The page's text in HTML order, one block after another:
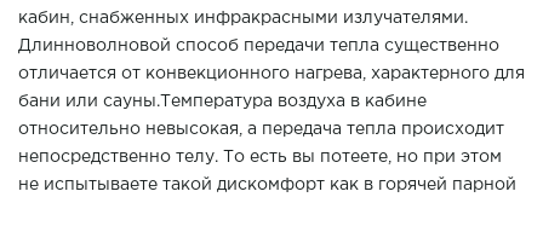
кабин, снабженных инфракрасными излучателями.
Длинноволновой способ передачи тепла существенно
отличается от конвекционного нагрева, характерного для
бани или сауны.Температура воздуха в кабине
относительно невысокая, а передача тепла происходит
непосредственно телу. То есть вы потеете, но при этом
не испытываете такой дискомфорт как в горячей парной